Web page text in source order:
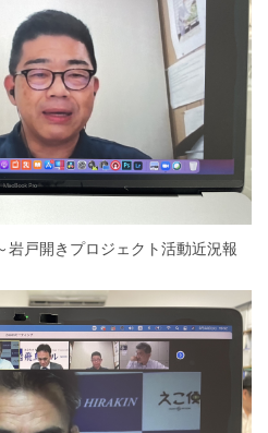
岩戸開きプロジェクト活動近況報